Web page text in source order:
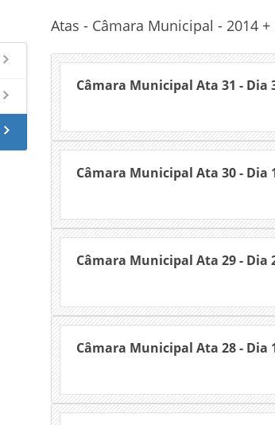
Atas - Câmara Municipal - 2014 +
Câmara Municipal Ata 31 - Dia
Câmara Municipal Ata 30 - Dia
Câmara Municipal Ata 29 - Dia
Câmara Municipal Ata 28 - Dia